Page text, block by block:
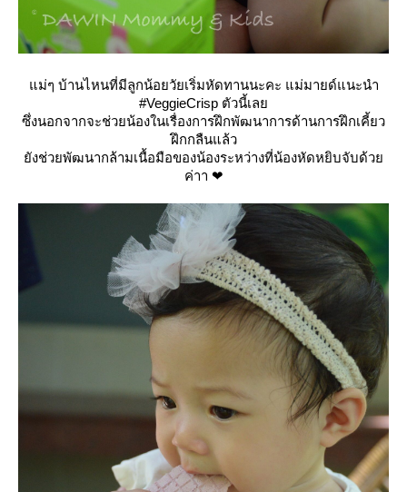
ม่ๆ บ้านไหนที่มีลูกน้อยวัยเริ่มหัดทานนะคะ แม่มายด์แนะนำ
#VeggieCrisp ตัวนี้เล
ซึ่งนอกจากจะช่วยน้องในเรื่องการฝึกพัฒนาการด้านการฝึกเคี้ยว
ฝึกกลืนแล้ว
ังช่วยพัฒนากล้ามเนื้อมือของน้องระหว่างที่น้องหัดหยิบจับด้ว
ค่าา ❤